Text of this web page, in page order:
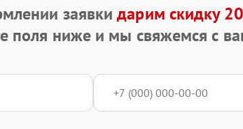
заявкидарим скидку
поля ниже и мы свяжемся с